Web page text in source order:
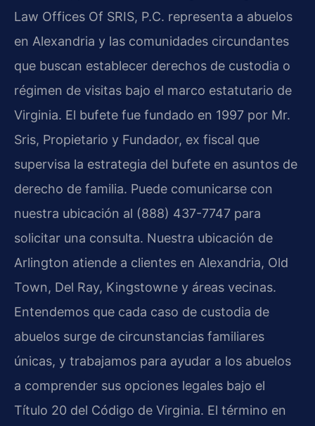
Law Offices Of SRIS, P.C. representa a abuelos
en Alexandria y las comunidades circundantes
que buscan establecer derechos de custodia o
régimen de visitas bajo el marco estatutario de
Virginia. El bufete fue fundado en 1997 por Mr.
Sris, Propietario y Fundador, ex fiscal que
supervisa la estrategia del bufete en asuntos de
derecho de familia. Puede comunicarse con
nuestra ubicación al (888) 437-7747 para
solicitar una consulta. Nuestra ubicación de
Arlington atiende a clientes en Alexandria, Old
Town, Del Ray, Kingstowne y áreas vecinas.
Entendemos que cada caso de custodia de
abuelos surge de circunstancias familiares
únicas, y trabajamos para ayudar a los abuelos
a comprender sus opciones legales bajo el
Título 20 del Código de Virginia. El término en